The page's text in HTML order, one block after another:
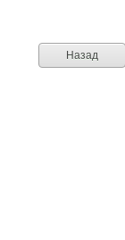
Назад